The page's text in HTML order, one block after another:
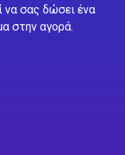
να σας δώσει ένα
στην αγορά.